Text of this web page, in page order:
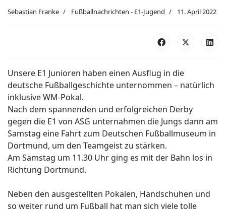
Sebastian Franke Fußballnachrichten - E1-Jugend 11. April 2022
Unsere E1 Junioren haben einen Ausflug in die
deutsche Fußballgeschichte unternommen – natürlich
inklusive WM-Pokal.
Nach dem spannenden und erfolgreichen Derby
gegen die E1 von ASG unternahmen die Jungs dann am
Samstag eine Fahrt zum Deutschen Fußballmuseum in
Dortmund, um den Teamgeist zu stärken.
Am Samstag um 11.30 Uhr ging es mit der Bahn los in
Richtung Dortmund.
Neben den ausgestellten Pokalen, Handschuhen und
so weiter rund um Fußball hat man sich viele tolle